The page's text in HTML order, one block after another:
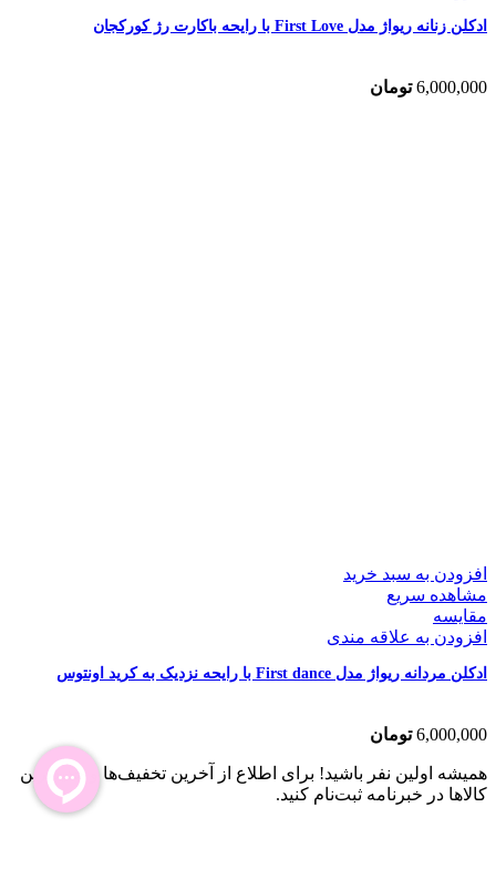
ادکلن زنانه ریواژ مدل First Love با رایحه باکارت رژ کورکجان
6,000,000 تومان
افزودن به سبد خرید
مشاهده سریع
مقایسه
افزودن به علاقه مندی
ادکلن مردانه ریواژ مدل First dance با رایحه نزدیک به کرید اونتوس
6,000,000 تومان
همیشه اولین نفر باشید! برای اطلاع از آخرین تخفیف‌ها و جدیدترین
کالاها در خبرنامه ثبت‌نام کنید.